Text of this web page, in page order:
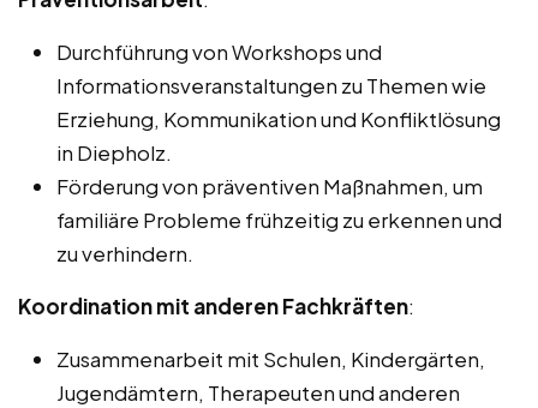
Durchführung von Workshops und
Informationsveranstaltungen zu Themen wie
Erziehung, Kommunikation und Konfliktlösung
in Diepholz.
Förderung von präventiven Maßnahmen, um
familiäre Probleme frühzeitig zu erkennen und
zu verhindern.
Koordination mit anderen Fachkräften:
Zusammenarbeit mit Schulen, Kindergärten,
Jugendämtern, Therapeuten und anderen